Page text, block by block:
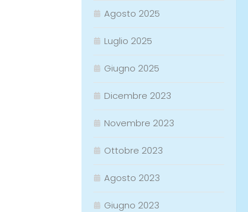
Agosto 2025
Luglio 2025
Giugno 2025
Dicembre 2023
Novembre 2023
Ottobre 2023
Agosto 2023
Giugno 2023